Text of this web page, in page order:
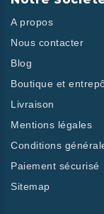
A propos
Nous contacter
Blog
Boutique et
Livraison
Mentions légales
Conditions
Paiement sécurisé
Sitemap